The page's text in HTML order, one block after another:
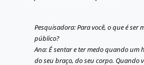
Pesquisadora: Para você, o que é ser
público?
Ana: É sentar e ter medo quando um
do seu braço, do seu corpo. Quando